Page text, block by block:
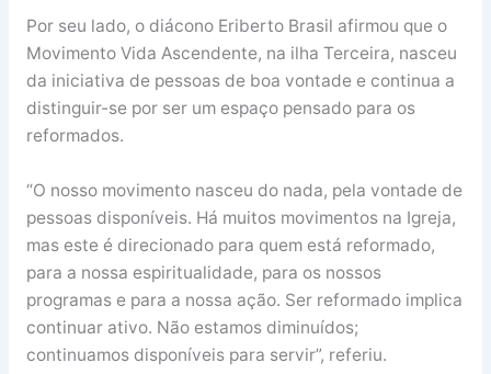
Por seu lado, o diácono Eriberto Brasil afirmou que o
Movimento Vida Ascendente, na ilha Terceira, nasceu
da iniciativa de pessoas de boa vontade e continua a
distinguir-se por ser um espaço pensado para os
reformados.
“O nosso movimento nasceu do nada, pela vontade de
pessoas disponíveis. Há muitos movimentos na Igreja,
mas este é direcionado para quem está reformado,
para a nossa espiritualidade, para os nossos
programas e para a nossa ação. Ser reformado implica
continuar ativo. Não estamos diminuídos;
continuamos disponíveis para servir”, referiu.